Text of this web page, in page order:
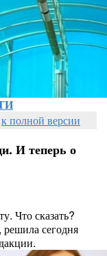
к полной версии
И теперь о
Что сказать?
сегодня